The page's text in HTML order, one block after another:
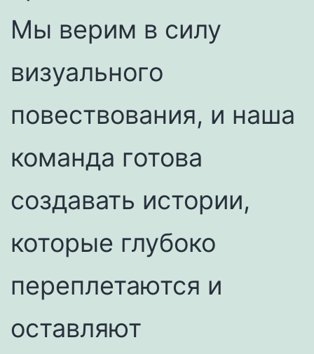
Мы верим в силу
визуального
повествования, и наша
команда готова
создавать истории,
которые глубоко
переплетаются и
оставляют